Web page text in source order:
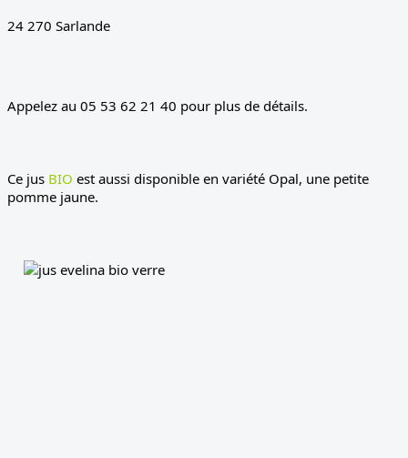
24 270 Sarlande
Appelez au 05 53 62 21 40 pour plus de détails.
Ce jus BIO est aussi disponible en variété Opal, une petite
pomme jaune.